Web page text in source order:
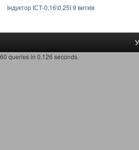
Індуктор ІСТ-0,16\0,25І 9 витків
60 queries in 0,126 seconds.